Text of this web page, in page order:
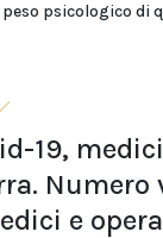
psicologico di
19,
Numero
e